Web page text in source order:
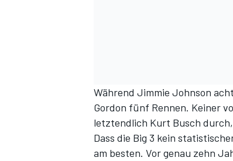
Während Jimmie Johnson
Gordon fünf Rennen. Keiner
letztendlich Kurt Busch
Dass die Big 3 kein
am besten. Vor genau zehn